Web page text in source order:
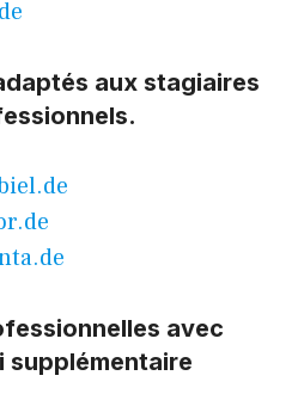
aux stagiaires
avec
supplémentaire